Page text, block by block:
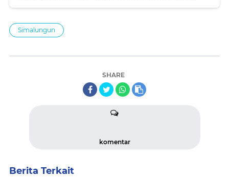
Simalungun
SHARE
komentar
Berita Terkait